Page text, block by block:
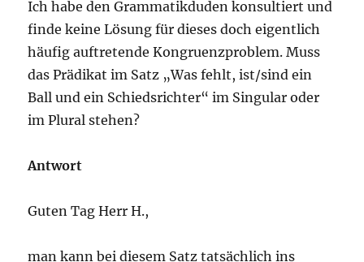
Ich habe den Grammatikduden konsultiert und
finde keine Lösung für dieses doch eigentlich
häufig auftretende Kongruenzproblem. Muss
das Prädikat im Satz „Was fehlt, ist/sind ein
Ball und ein Schiedsrichter“ im Singular oder
im Plural stehen?
Antwort
Guten Tag Herr H.,
man kann bei diesem Satz tatsächlich ins